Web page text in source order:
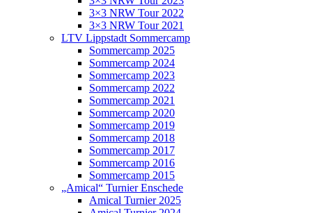
3×3 NRW Tour 2022
3×3 NRW Tour 2021
LTV Lippstadt Sommercamp
Sommercamp 2025
Sommercamp 2024
Sommercamp 2023
Sommercamp 2022
Sommercamp 2021
Sommercamp 2020
Sommercamp 2019
Sommercamp 2018
Sommercamp 2017
Sommercamp 2016
Sommercamp 2015
„Amical“ Turnier Enschede
Amical Turnier 2025